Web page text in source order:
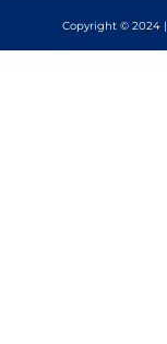
Copyright © 2024 |